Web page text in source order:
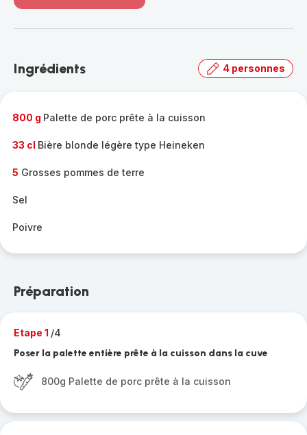
-
gamme
Ingrédients 4 personnes
800 g Palette de porc prête à la cuisson
33 cl Bière blonde légère type Heineken
5 Grosses pommes de terre
Sel
Poivre
Préparation
Etape 1 /4
Poser la palette entière prête à la cuisson dans la cuve
800g Palette de porc prête à la cuisson